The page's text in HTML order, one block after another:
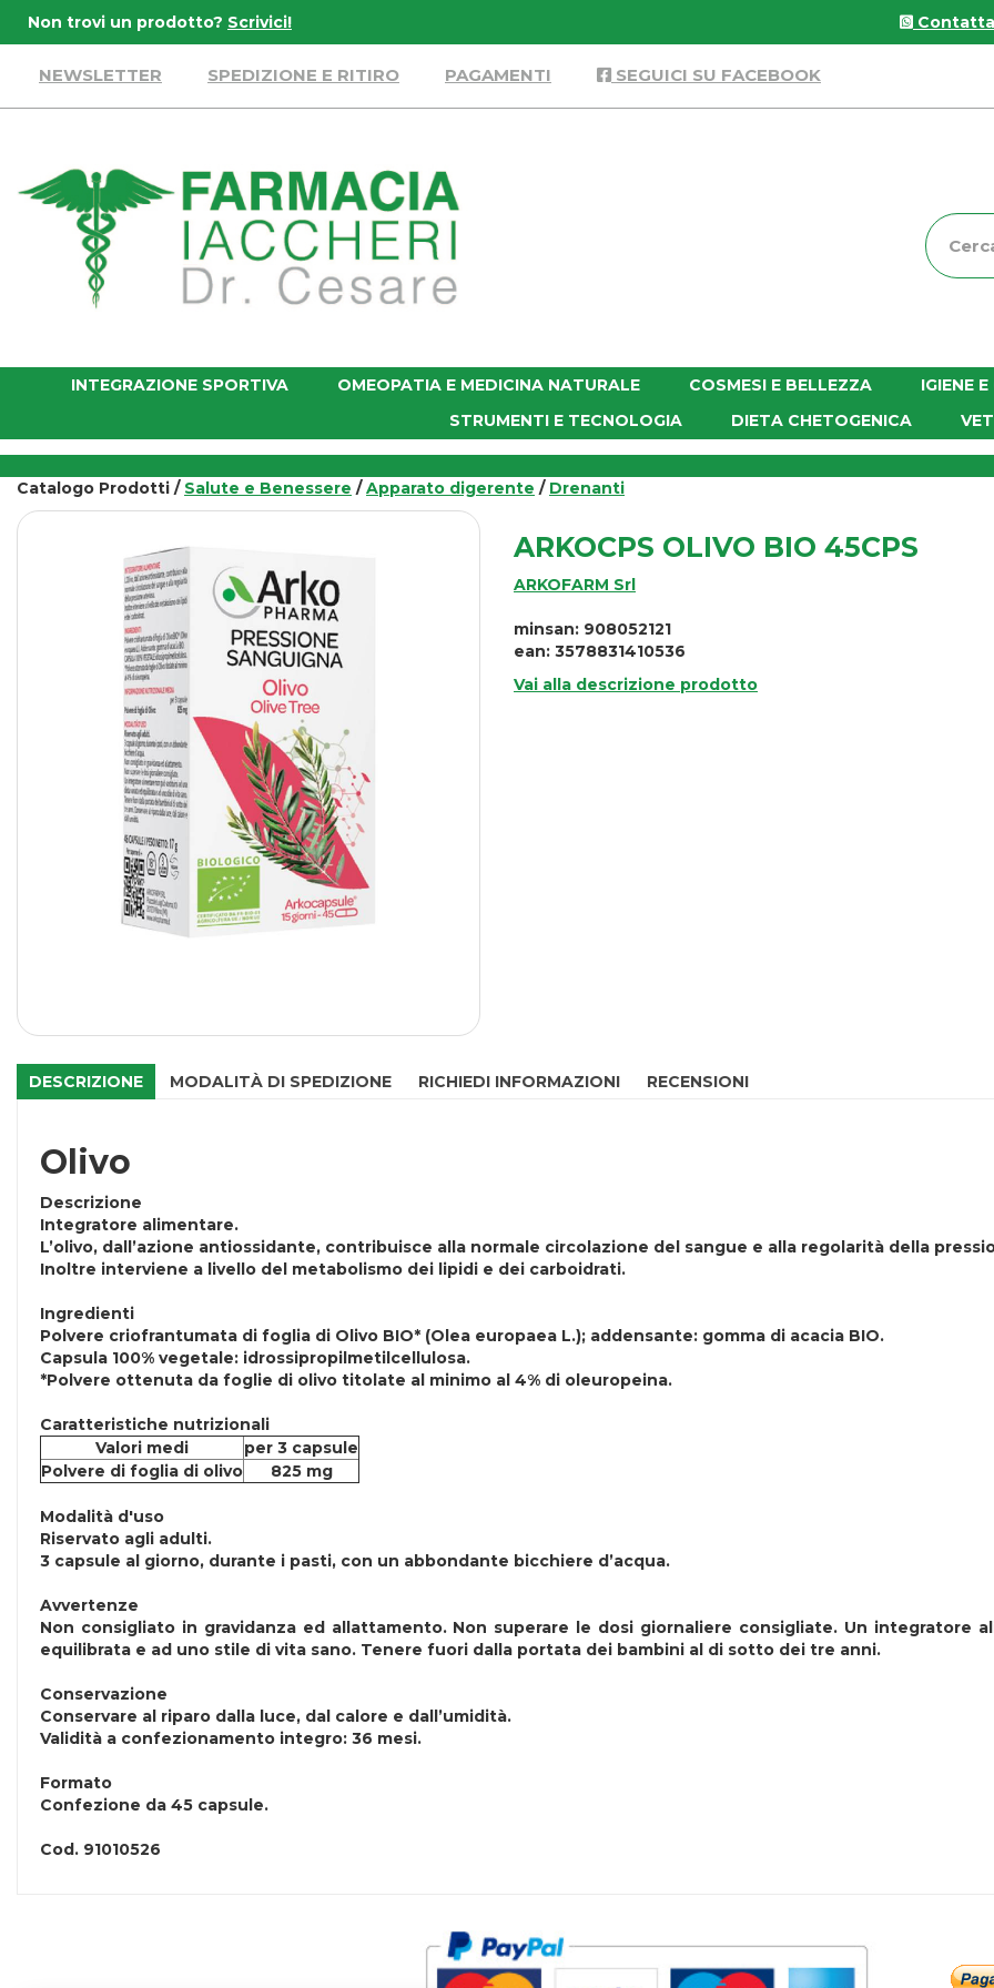
principale
Non trovi un prodotto? Scrivici!
NEWSLETTER SPEDIZIONE E RITIRO PAGAMENTI SEGUICI SU FACEBOOK
Farmacia
Iaccheri
Cerca
INTEGRAZIONE SPORTIVA OMEOPATIA E MEDICINA NATURALE COSMESI E BELLEZZA IGIENE
STRUMENTI E TECNOLOGIA
DIETA CHETOGENICA
Catalogo Prodotti / Salute e Benessere /Apparato digerente / Drenanti
ARKOCPS OLIVO BIO 45CPS
ARKOFARM Srl
minsan: 908052121
ean: 3578831410536
Vai alla descrizione prodotto
DESCRIZIONE MODALITÀ DI SPEDIZIONE RICHIEDI INFORMAZIONI RECENSIONI
Olivo
Descrizione
Integratore alimentare.
L’olivo, dall’azione antiossidante, contribuisce alla normale circolazione del sangue e alla regolarità della
Inoltre interviene a livello del metabolismo dei lipidi e dei carboidrati.
Ingredienti
Polvere criofrantumata di foglia di Olivo BIO* (Olea europaea L.); addensante: gomma di acacia BIO.
Capsula 100% vegetale: idrossipropilmetilcellulosa.
*Polvere ottenuta da foglie di olivo titolate al minimo al 4% di oleuropeina.
Caratteristiche nutrizionali
Valori medi
per 3 capsule
Polvere di foglia di olivo
825 mg
Modalità d'uso
Riservato agli adulti.
3 capsule al giorno, durante i pasti, con un abbondante bicchiere d’acqua.
Avvertenze
Non consigliato in gravidanza ed allattamento. Non superare le dosi giornaliere consigliate. Un integratore
equilibrata e ad uno stile di vita sano. Tenere fuori dalla portata dei bambini al di sotto dei tre anni.
Conservazione
Conservare al riparo dalla luce, dal calore e dall’umidità.
Validità a confezionamento integro: 36 mesi.
Formato
Confezione da 45 capsule.
Cod. 91010526